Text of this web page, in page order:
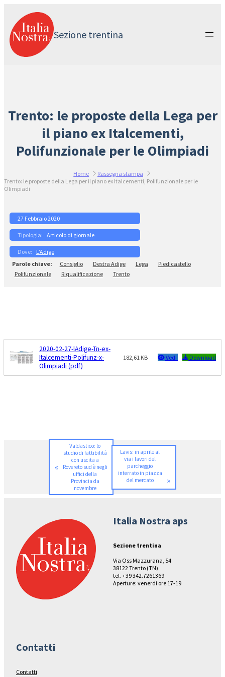
contenuto
Sezione trentina
Trento: le proposte della Lega per
il piano ex Italcementi,
Polifunzionale per le Olimpiadi
Home
Rassegna stampa
Trento: le proposte della Lega per il piano ex Italcementi, Polifunzionale per le
Olimpiadi
27 Febbraio 2020
Articolo di giornale
L’Adige
Consiglio
Destra Adige Lega
Piedicastello
Polifunzionale
Riqualificazione Trento
2020-02-27-lAdige-Tn-ex-
Italcementi-Polifunz-x-
Olimpiadi (pdf)
182,61 KB Vedi Download
«
Valdastico: lo
studio di fattibilità
con uscita a
Rovereto sud è negli
uffici della
Provincia da
novembre
Lavis: in aprile al
via i lavori del
parcheggio
interrato in piazza
del mercato
»
Italia Nostra aps
Sezione trentina
Via Oss Mazzurana, 54
38122 Trento (TN)
tel. +39 342.7261369
Aperture: venerdì ore 17-19
Contatti
Contatti